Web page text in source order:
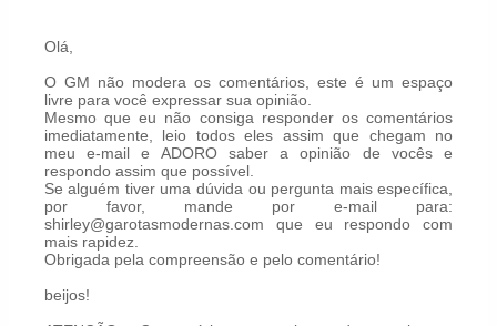
Olá,
O GM não modera os comentários, este é um espaço
livre para você expressar sua opinião.
Mesmo que eu não consiga responder os comentários
imediatamente, leio todos eles assim que chegam no
meu e-mail e ADORO saber a opinião de vocês e
respondo assim que possível.
Se alguém tiver uma dúvida ou pergunta mais específica,
por favor, mande por e-mail para:
shirley@garotasmodernas.com que eu respondo com
mais rapidez.
Obrigada pela compreensão e pelo comentário!
beijos!